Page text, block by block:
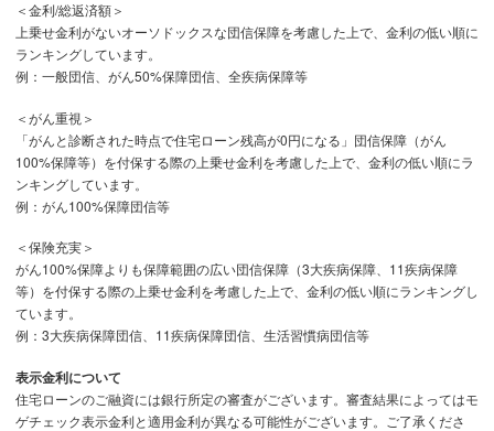
住宅金融支援機構の調査によると、10年固定や20年固定な
どの固定期間選択型は2割に留まっています。その他、全体
のおよそ7割の方は変動金利を選んでおり、残りの1割の方
は全期間固定型を選んでいます。
（出所：独立行政法人住宅金融支援機構「住宅ローン利用者
の実態調査」より）
・11年目以降はどうなる？
11年目以降は変動金利・固定金利のいずれかとなります
が、当初10年間よりは高い金利になることが一般的です。
変動金利であれば、金利が上がっても25%以上返済額が増え
ない「125%ルール」がありますが、固定金利には適用され
ないので、11年目以降は月々の返済額が高くなる可能性が
高いことを理解しておく必要があるでしょう。
・他の金利タイプに変更できる？
10年固定金利を含む固定金利の住宅ローンでは、固定期間
＜金利/総返済額＞
上乗せ金利がないオーソドックスな団信保障を考慮した上で、金利の低い順に
ランキングしています。
例：一般団信、がん50%保障団信、全疾病保障等
＜がん重視＞
「がんと診断された時点で住宅ローン残高が0円になる」団信保障（がん
100%保障等）を付保する際の上乗せ金利を考慮した上で、金利の低い順にラ
ンキングしています。
例：がん100%保障団信等
＜保険充実＞
がん100%保障よりも保障範囲の広い団信保障（3大疾病保障、11疾病保障
等）を付保する際の上乗せ金利を考慮した上で、金利の低い順にランキングし
ています。
例：3大疾病保障団信、11疾病保障団信、生活習慣病団信等
表示金利について
住宅ローンのご融資には銀行所定の審査がございます。審査結果によってはモ
ゲチェック表示金利と適用金利が異なる可能性がございます。ご了承くださ